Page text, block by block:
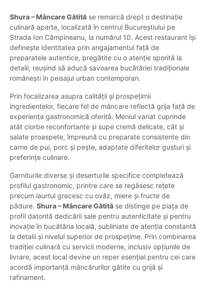
Shura – Mâncare Gătită se remarcă drept o destinație
culinară aparte, localizată în centrul Bucureștiului pe
Strada Ion Câmpineanu, la numărul 10. Acest restaurant își
definește identitatea prin angajamentul față de
preparatele autentice, pregătite cu o atenție sporită la
detalii, reușind să aducă savoarea bucătăriei tradiționale
românești în peisajul urban contemporan.
Prin focalizarea asupra calității și prospețimii
ingredientelor, fiecare fel de mâncare reflectă grija față de
experiența gastronomică oferită. Meniul variat cuprinde
atât ciorbe reconfortante și supe cremă delicate, cât și
salate proaspete, împreună cu preparate consistente din
carne de pui, porc și pește, adaptate diferitelor gusturi și
preferințe culinare.
Garniturile diverse și deserturile specifice completează
profilul gastronomic, printre care se regăsesc rețete
precum iaurtul grecesc cu ovăz, miere și fructe de
pădure. Shura – Mâncare Gătită se distinge pe piața de
profil datorită dedicării sale pentru autenticitate și pentru
inovație în bucătăria locală, subliniate de atenția constantă
la detalii și nivelul superior de prospețime. Prin combinarea
tradiției culinară cu servicii moderne, inclusiv opțiunile de
livrare, acest local devine un reper esențial pentru cei care
acordă importanță mâncărurilor gătite cu grijă și
rafinament.